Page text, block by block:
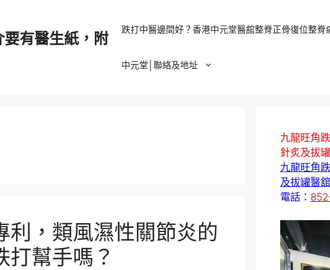
有醫生紙，附
跌打中醫邊間好？香港中元堂醫舘整脊正骨復位整脊
中元堂│聯絡及地址
利，類風濕性關節炎的
打幫手嗎？
九龍旺角
針炙及拔
九龍旺角
及拔罐醫
電話：